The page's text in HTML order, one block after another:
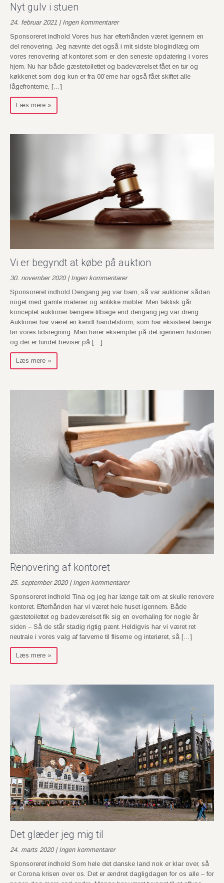
Nyt gulv i stuen
24. februar 2021 | Ingen kommentarer
Sponsoreret indhold Vores hus har efterhånden været igennem en
del renovering. Jeg nævnte det også i mit sidste blogindlæg om
vores renovering af kontoret som er den seneste opdatering i vores
hjem. Nu har både gæstetoilettet og badeværelset fået en tur og
køkkenet som dog kun er fra 00’erne har også fået skiftet alle
lågefronterne, […]
Læs mere »
Vi er begyndt at købe på auktion
30. november 2020 | Ingen kommentarer
Sponsoreret indhold Dengang jeg var barn, så var auktioner sådan
noget med gamle malerier og antikke møbler. Men faktisk går
konceptet auktioner længere tilbage end dengang jeg var dreng.
Auktioner har været en kendt handelsform, som har eksisteret længe
før vores tidsregning. Man hører eksempler på det igennem historien
og der er fundet beviser på […]
Læs mere »
Renovering af kontoret
25. september 2020 | Ingen kommentarer
Sponsoreret indhold Tina og jeg har længe talt om at skulle renovere
kontoret. Efterhånden har vi været hele huset igennem. Både
gæstetoilettet og badeværelset fik sig en overhaling for nogle år
siden – Så de står stadig rigtig pænt. Heldigvis har vi været ret
neutrale i vores valg af farverne til fliserne og interiøret, så […]
Læs mere »
Det glæder jeg mig til
24. marts 2020 | Ingen kommentarer
Sponsoreret indhold Som hele det danske land nok er klar over, så
er Corona krisen over os. Det er ændret dagligdagen for os alle – for